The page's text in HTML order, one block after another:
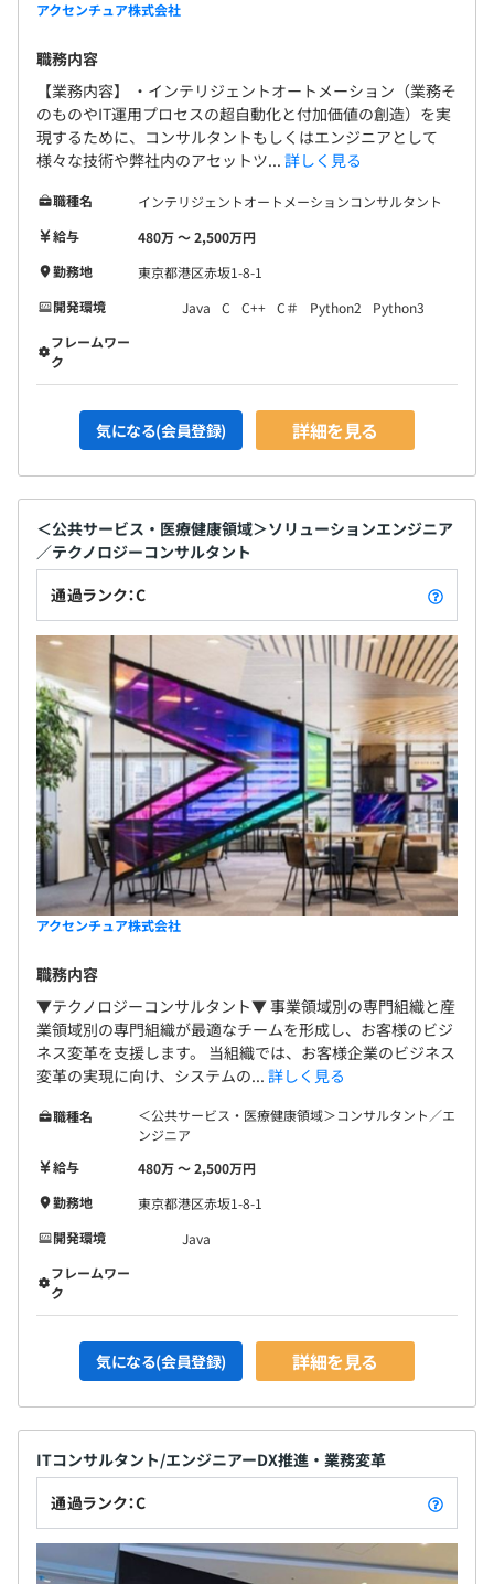
アクセンチュア株式会社
職務内容
【業務内容】 ・インテリジェントオートメーション（業務そ
のものやIT運用プロセスの超自動化と付加価値の創造）を実
現するために、コンサルタントもしくはエンジニアとして
様々な技術や弊社内のアセットツ... 詳しく見る
職種名
インテリジェントオートメーションコンサルタント
給与
480万 〜 2,500万円
勤務地
東京都港区赤坂1-8-1
開発環境
Java C C++ C＃ Python2
Python3
フレームワー
ク
気になる(会員登録) 詳細を見る
＜公共サービス・医療健康領域＞ソリューションエンジニア
／テクノロジーコンサルタント
通過ランク：C
アクセンチュア株式会社
職務内容
▼テクノロジーコンサルタント▼ 事業領域別の専門組織と産
業領域別の専門組織が最適なチームを形成し、お客様のビジ
ネス変革を支援します。 当組織では、お客様企業のビジネス
変革の実現に向け、システムの... 詳しく見る
職種名
＜公共サービス・医療健康領域＞コンサルタント／エ
ンジニア
給与
480万 〜 2,500万円
勤務地
東京都港区赤坂1-8-1
開発環境
Java
フレームワー
ク
気になる(会員登録) 詳細を見る
ITコンサルタント/エンジニアーDX推進・業務変革
通過ランク：C